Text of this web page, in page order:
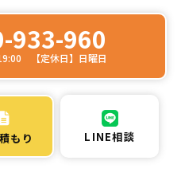
933-960
【定休日】日曜日
もり LINE相談